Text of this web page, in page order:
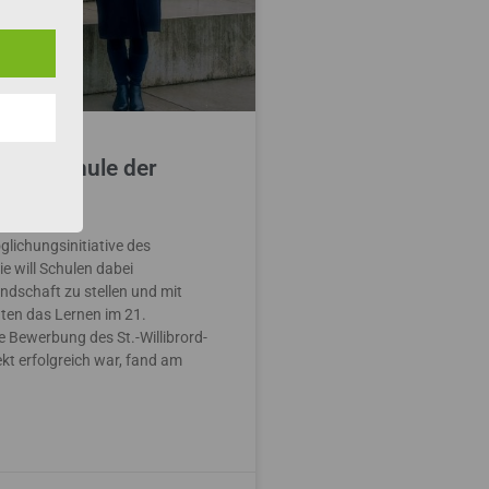
„Schule der
des
will Schulen dabei
zu stellen und mit
das Lernen im 21.
des St.-Willibrord-
erfolgreich war, fand am